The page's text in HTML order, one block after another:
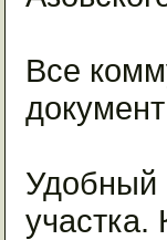
Все
Удобный
участка.